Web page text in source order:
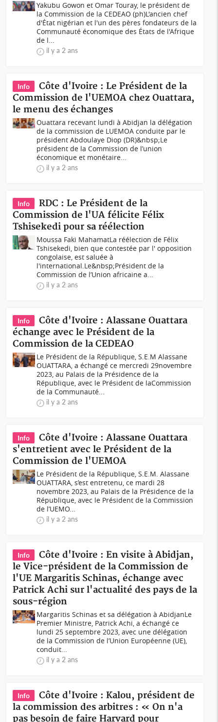
Yakubu Gowon et Omar Touray, le président de
la Commission de la CEDEAO (ph)L'ancien chef
d'État nigérian et l'un des pères fondateurs de la
Communauté économique des États de l'Afrique
de l...
il y a 2 ans
Info
Côte d'Ivoire : Le Président de la
Commission de l'UEMOA chez Ouattara,
le menu des échanges
Ouattara recevant lundi à Abidjan la délégation
de la commission de LUEMOA conduite par le
président Abdoulaye Diop (DR)&nbsp;Le
président de la Commission de l’union
économique et monétaire...
il y a 2 ans
Info
RDC : Le Président de la
Commission de l'UA félicite Félix
Tshisekedi pour sa réélection
Moussa Faki MahamatLa réélection de Félix
Tshisekedi, bien que contestée par l' opposition
congolaise, est saluée à
l'international.Le&nbsp;Président de la
Commission de l’Union africaine a...
il y a 2 ans
Info
Côte d'Ivoire : Alassane Ouattara
échange avec le Président de la
Commission de la CEDEAO
Le Président de la République, S.E.M Alassane
OUATTARA, a échangé ce mercredi 29novembre
2023, au Palais de la Présidence de la
République, avec le Président de laCommission
de la Communauté...
il y a 2 ans
Info
Côte d'Ivoire : Alassane Ouattara
s'entretient avec le Président de la
Commission de l'UEMOA
Le Président de la République, S.E.M. Alassane
OUATTARA, s’est entretenu, ce mardi 28
novembre 2023, au Palais de la Présidence de la
République, avec le Président de la Commission
de l’UEMO...
il y a 2 ans
Info
Côte d'Ivoire : En visite à Abidjan,
le Vice-président de la Commission de
l'UE Margaritis Schinas, échange avec
Patrick Achi sur l'actualité des pays de la
sous-région
Margaritis Schinas et sa délégation à AbidjanLe
Premier Ministre, Patrick Achi, a échangé ce
lundi 25 septembre 2023, avec une délégation
de la Commission de l’Union Européenne (UE),
conduit...
il y a 2 ans
Info
Côte d'Ivoire : Kalou, président de
la commission des arbitres : « On n'a
pas besoin de faire Harvard pour